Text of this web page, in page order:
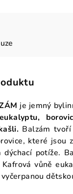
je jemný
Balzám
které jsou
dýchací potíže.
vůně